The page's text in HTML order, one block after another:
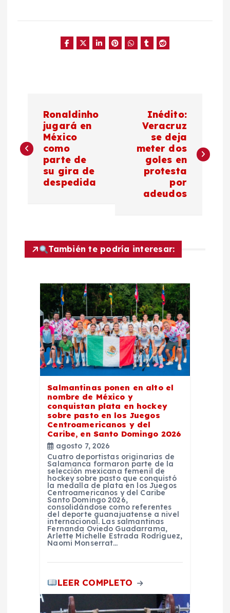
v
c
Ronaldinho
jugará en
México
como
parte de
su gira de
despedida
Inédito:
Veracruz
se deja
meter dos
goles en
protesta
por
adeudos
También te podría interesar:
Salmantinas ponen en alto el
nombre de México y
conquistan plata en hockey
sobre pasto en los Juegos
Centroamericanos y del
Caribe, en Santo Domingo 2026
agosto 7, 2026
Cuatro deportistas originarias de
Salamanca formaron parte de la
selección mexicana femenil de
hockey sobre pasto que conquistó
la medalla de plata en los Juegos
Centroamericanos y del Caribe
Santo Domingo 2026,
consolidándose como referentes
del deporte guanajuatense a nivel
internacional. Las salmantinas
Fernanda Oviedo Guadarrama,
Arlette Michelle Estrada Rodríguez,
Naomi Monserrat…
LEER COMPLETO